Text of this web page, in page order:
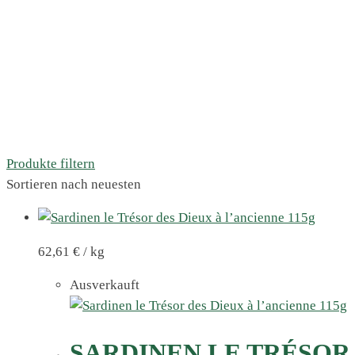
Produkte filtern
Sortieren nach neuesten
62,61 € / kg
Ausverkauft